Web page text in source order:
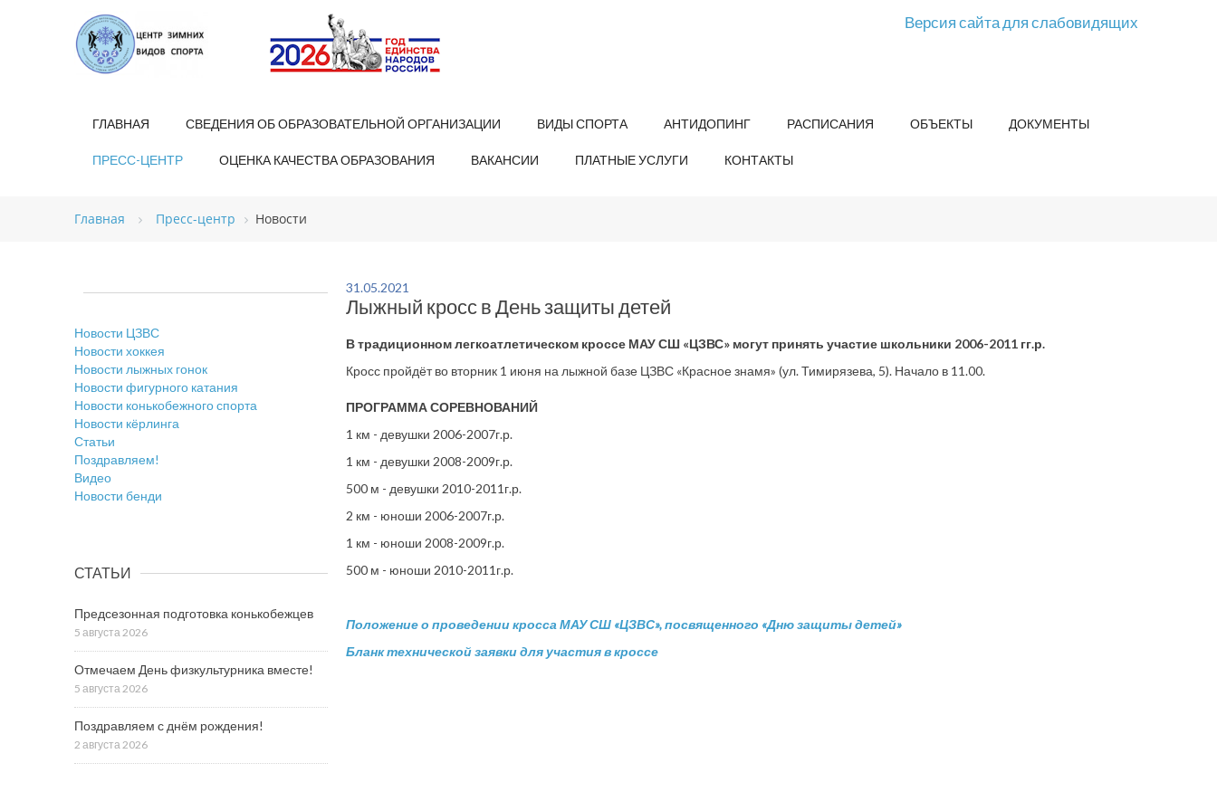
Версия сайта для слабовидящих
ГЛАВНАЯ СВЕДЕНИЯ ОБ ОБРАЗОВАТЕЛЬНОЙ ОРГАНИЗАЦИИ ВИДЫ СПОРТА АНТИДОПИНГ РАСПИСАНИЯ ОБЪЕКТЫ ДОКУМЕНТЫ
ПРЕСС-ЦЕНТР ОЦЕНКА КАЧЕСТВА ОБРАЗОВАНИЯ ВАКАНСИИ ПЛАТНЫЕ УСЛУГИ КОНТАКТЫ
Главная Пресс-центр Новости
31.05.2021
Лыжный кросс в День защиты детей
В традиционном легкоатлетическом кроссе МАУ СШ «ЦЗВС» могут принять участие школьники 2006-2011 гг.р.
Кросс пройдёт во вторник 1 июня на лыжной базе ЦЗВС «Красное знамя» (ул. Тимирязева, 5). Начало в 11.00.
ПРОГРАММА СОРЕВНОВАНИЙ
1 км - девушки 2006-2007г.р.
1 км - девушки 2008-2009г.р.
500 м - девушки 2010-2011г.р.
2 км - юноши 2006-2007г.р.
1 км - юноши 2008-2009г.р.
500 м - юноши 2010-2011г.р.
Положение о проведении кросса МАУ СШ «ЦЗВС», посвященного «Дню защиты детей»
Бланк технической заявки для участия в кроссе
Новости ЦЗВС
Новости хоккея
Новости лыжных гонок
Новости фигурного катания
Новости конькобежного спорта
Новости кёрлинга
Статьи
Поздравляем!
Видео
Новости бенди
СТАТЬИ
Предсезонная подготовка конькобежцев
5 августа 2026
Отмечаем День физкультурника вместе!
5 августа 2026
Поздравляем с днём рождения!
2 августа 2026